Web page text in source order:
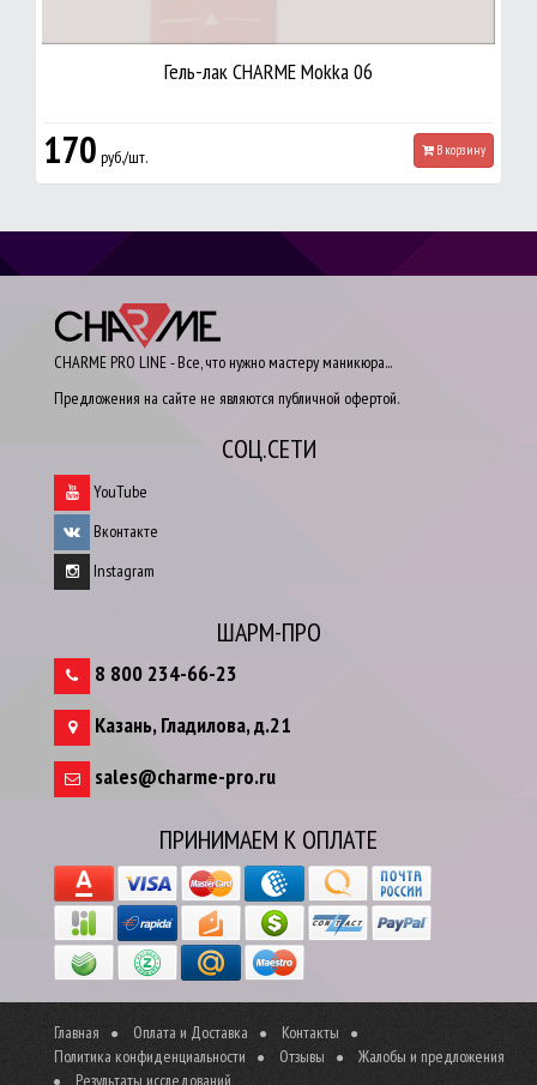
Гель-лак CHARME Mokka 06
170 руб./шт. В корзину
CHARME PRO LINE - Все, что нужно мастеру маникюра...
Предложения на сайте не являются публичной офертой.
СОЦ.СЕТИ
YouTube
Вконтакте
Instagram
ШАРМ-ПРО
8 800 234-66-23
Казань,Гладилова, д.21
sales@charme-pro.ru
ПРИНИМАЕМ К ОПЛАТЕ
Главная Оплата и Доставка
Контакты
Политика конфиденциальности
Отзывы
Жалобы и предложения
Результаты исследований